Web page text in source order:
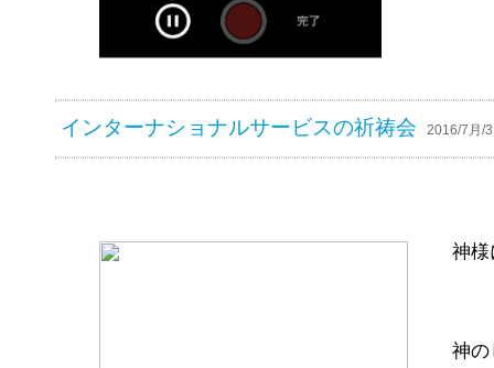
インターナショナルサービスの祈祷会 2016/7月/
神
神の